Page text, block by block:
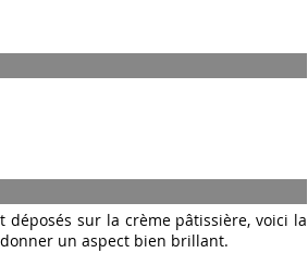
sur la crème pâtissière, voici la
un aspect bien brillant.